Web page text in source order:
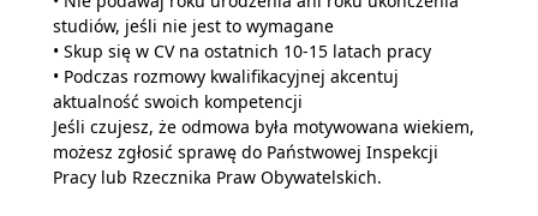
studiów, jeśli nie jest to wymagane
• Skup się w CV na ostatnich 10-15 latach pracy
• Podczas rozmowy kwalifikacyjnej akcentuj
aktualność swoich kompetencji
Jeśli czujesz, że odmowa była motywowana wiekiem,
możesz zgłosić sprawę do Państwowej Inspekcji
Pracy lub Rzecznika Praw Obywatelskich.